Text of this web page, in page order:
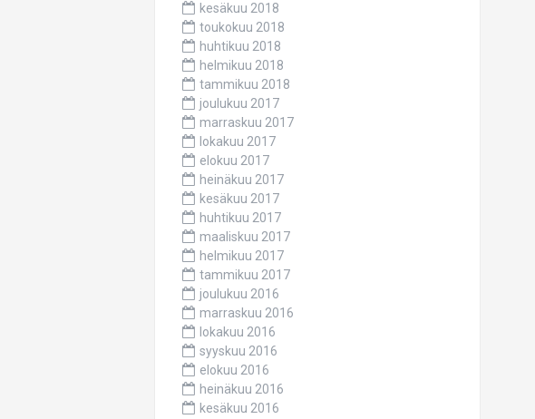
kesäkuu 2018
toukokuu 2018
huhtikuu 2018
helmikuu 2018
tammikuu 2018
joulukuu 2017
marraskuu 2017
lokakuu 2017
elokuu 2017
heinäkuu 2017
kesäkuu 2017
huhtikuu 2017
maaliskuu 2017
helmikuu 2017
tammikuu 2017
joulukuu 2016
marraskuu 2016
lokakuu 2016
syyskuu 2016
elokuu 2016
heinäkuu 2016
kesäkuu 2016